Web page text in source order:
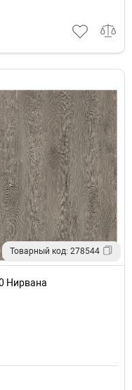
Товарный код: 278544
Нирвана